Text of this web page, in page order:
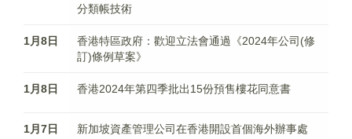
分類帳技術
1月8日
香港特區政府：歡迎立法會通過《2024年公司(修
訂)條例草案》
1月8日 香港2024年第四季批出15份預售樓花同意書
1月7日 新加坡資產管理公司在香港開設首個海外辦事處